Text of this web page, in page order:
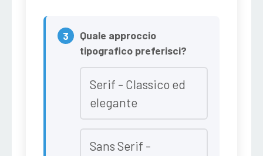
Quale approccio
tipografico preferisci?
Serif - Classico ed
elegante
Sans Serif -